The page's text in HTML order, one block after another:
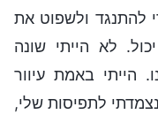
להתנגד ולשפוט את
לא הייתי שונה
הייתי באמת עיוור
לתפיסות שלי,